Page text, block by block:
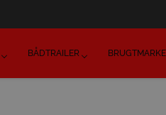
BÅDTRAILER